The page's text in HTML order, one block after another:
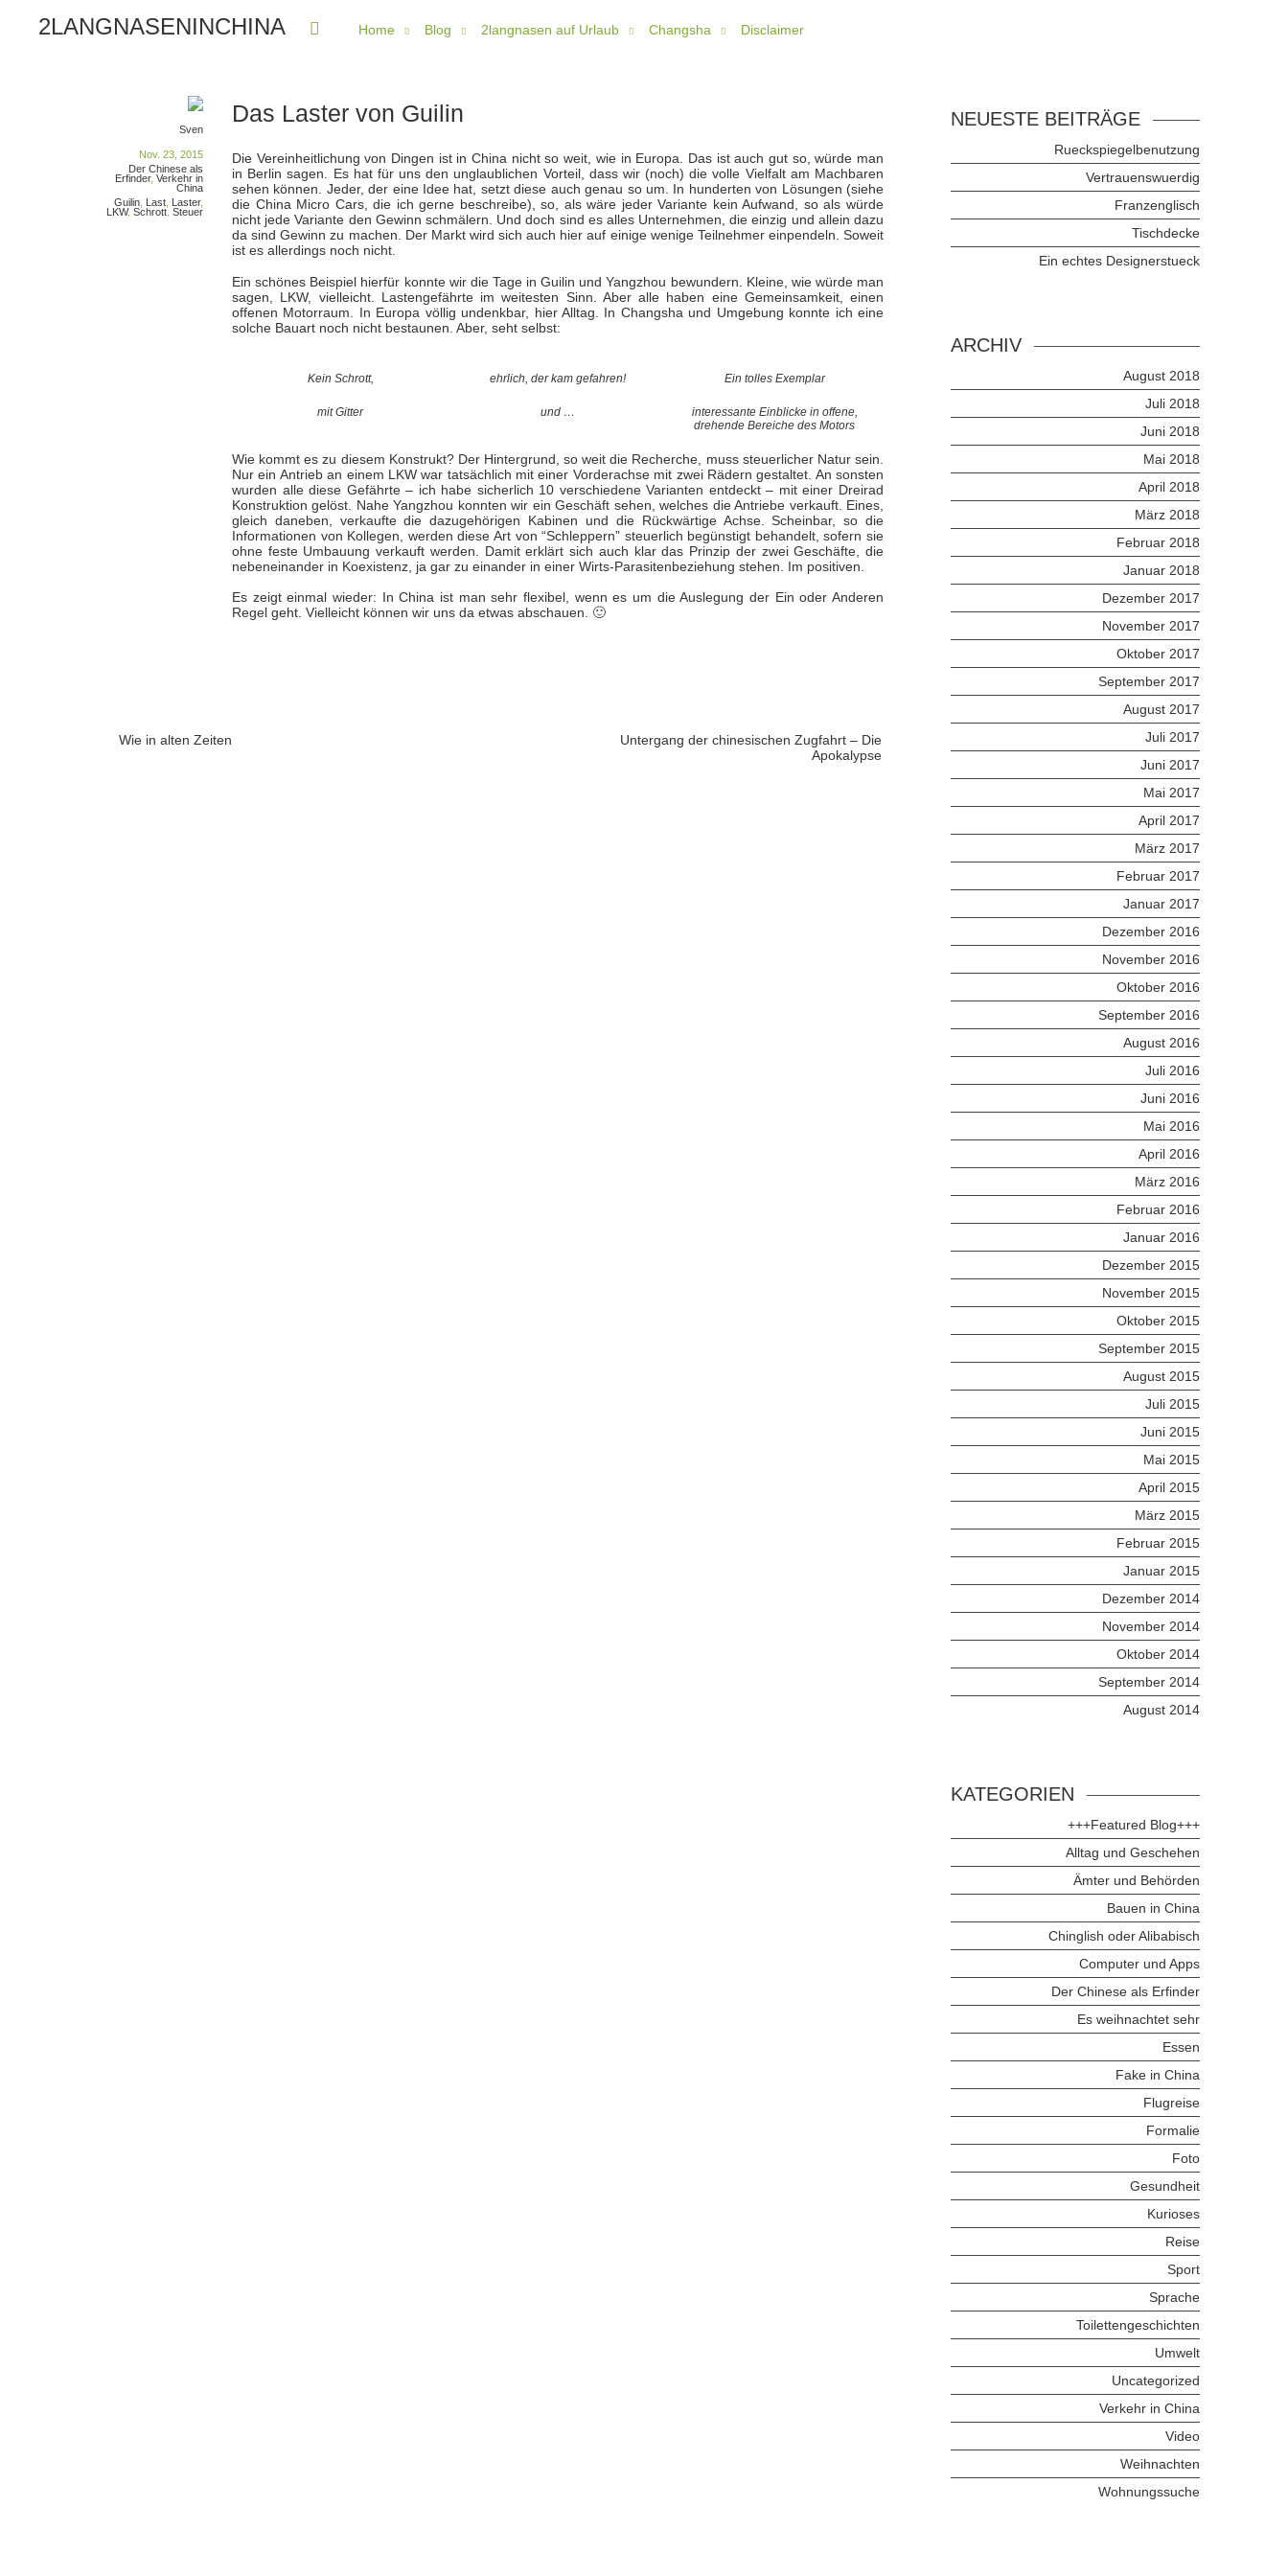
2LANGNASENINCHINA Home Blog 2langnasen auf Urlaub Changsha Disclaimer
Das Laster von Guilin
Sven
Nov. 23, 2015
Der Chinese als
Erfinder, Verkehr in
China
Guilin, Last, Laster,
LKW, Schrott, Steuer
Die Vereinheitlichung von Dingen ist in China nicht so weit, wie in Europa. Das ist auch gut so, würde man
in Berlin sagen. Es hat für uns den unglaublichen Vorteil, dass wir (noch) die volle Vielfalt am Machbaren
sehen können. Jeder, der eine Idee hat, setzt diese auch genau so um. In hunderten von Lösungen (siehe
die China Micro Cars, die ich gerne beschreibe), so, als wäre jeder Variante kein Aufwand, so als würde
nicht jede Variante den Gewinn schmälern. Und doch sind es alles Unternehmen, die einzig und allein dazu
da sind Gewinn zu machen. Der Markt wird sich auch hier auf einige wenige Teilnehmer einpendeln. Soweit
ist es allerdings noch nicht.
Ein schönes Beispiel hierfür konnte wir die Tage in Guilin und Yangzhou bewundern. Kleine, wie würde man
sagen, LKW, vielleicht. Lastengefährte im weitesten Sinn. Aber alle haben eine Gemeinsamkeit, einen
offenen Motorraum. In Europa völlig undenkbar, hier Alltag. In Changsha und Umgebung konnte ich eine
solche Bauart noch nicht bestaunen. Aber, seht selbst:
Kein Schrott, ehrlich, der kam gefahren! Ein tolles Exemplar
mit Gitter und …
interessante Einblicke in offene,
drehende Bereiche des Motors
Wie kommt es zu diesem Konstrukt? Der Hintergrund, so weit die Recherche, muss steuerlicher Natur sein.
Nur ein Antrieb an einem LKW war tatsächlich mit einer Vorderachse mit zwei Rädern gestaltet. An sonsten
wurden alle diese Gefährte – ich habe sicherlich 10 verschiedene Varianten entdeckt – mit einer Dreirad
Konstruktion gelöst. Nahe Yangzhou konnten wir ein Geschäft sehen, welches die Antriebe verkauft. Eines,
gleich daneben, verkaufte die dazugehörigen Kabinen und die Rückwärtige Achse. Scheinbar, so die
Informationen von Kollegen, werden diese Art von “Schleppern” steuerlich begünstigt behandelt, sofern sie
ohne feste Umbauung verkauft werden. Damit erklärt sich auch klar das Prinzip der zwei Geschäfte, die
nebeneinander in Koexistenz, ja gar zu einander in einer Wirts-Parasitenbeziehung stehen. Im positiven.
Es zeigt einmal wieder: In China ist man sehr flexibel, wenn es um die Auslegung der Ein oder Anderen
Regel geht. Vielleicht können wir uns da etwas abschauen. 🙂
Wie in alten Zeiten
Untergang der chinesischen Zugfahrt – Die
Apokalypse
NEUESTE BEITRÄGE
Rueckspiegelbenutzung
Vertrauenswuerdig
Franzenglisch
Tischdecke
Ein echtes Designerstueck
ARCHIV
August 2018
Juli 2018
Juni 2018
Mai 2018
April 2018
März 2018
Februar 2018
Januar 2018
Dezember 2017
November 2017
Oktober 2017
September 2017
August 2017
Juli 2017
Juni 2017
Mai 2017
April 2017
März 2017
Februar 2017
Januar 2017
Dezember 2016
November 2016
Oktober 2016
September 2016
August 2016
Juli 2016
Juni 2016
Mai 2016
April 2016
März 2016
Februar 2016
Januar 2016
Dezember 2015
November 2015
Oktober 2015
September 2015
August 2015
Juli 2015
Juni 2015
Mai 2015
April 2015
März 2015
Februar 2015
Januar 2015
Dezember 2014
November 2014
Oktober 2014
September 2014
August 2014
KATEGORIEN
+++Featured Blog+++
Alltag und Geschehen
Ämter und Behörden
Bauen in China
Chinglish oder Alibabisch
Computer und Apps
Der Chinese als Erfinder
Es weihnachtet sehr
Essen
Fake in China
Flugreise
Formalie
Foto
Gesundheit
Kurioses
Reise
Sport
Sprache
Toilettengeschichten
Umwelt
Uncategorized
Verkehr in China
Video
Weihnachten
Wohnungssuche